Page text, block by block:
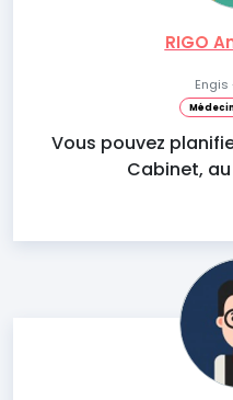
RIGO
Vous pouvez
Cabinet, au